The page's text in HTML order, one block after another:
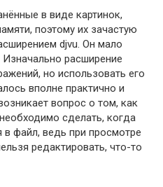
в виде картинок,
поэтому их зачастую
djvu. Он мало
Изначально расширение
но использовать его
вполне практично и
вопрос о том, как
сделать, когда
в файл, ведь при просмотре
редактировать, что-то